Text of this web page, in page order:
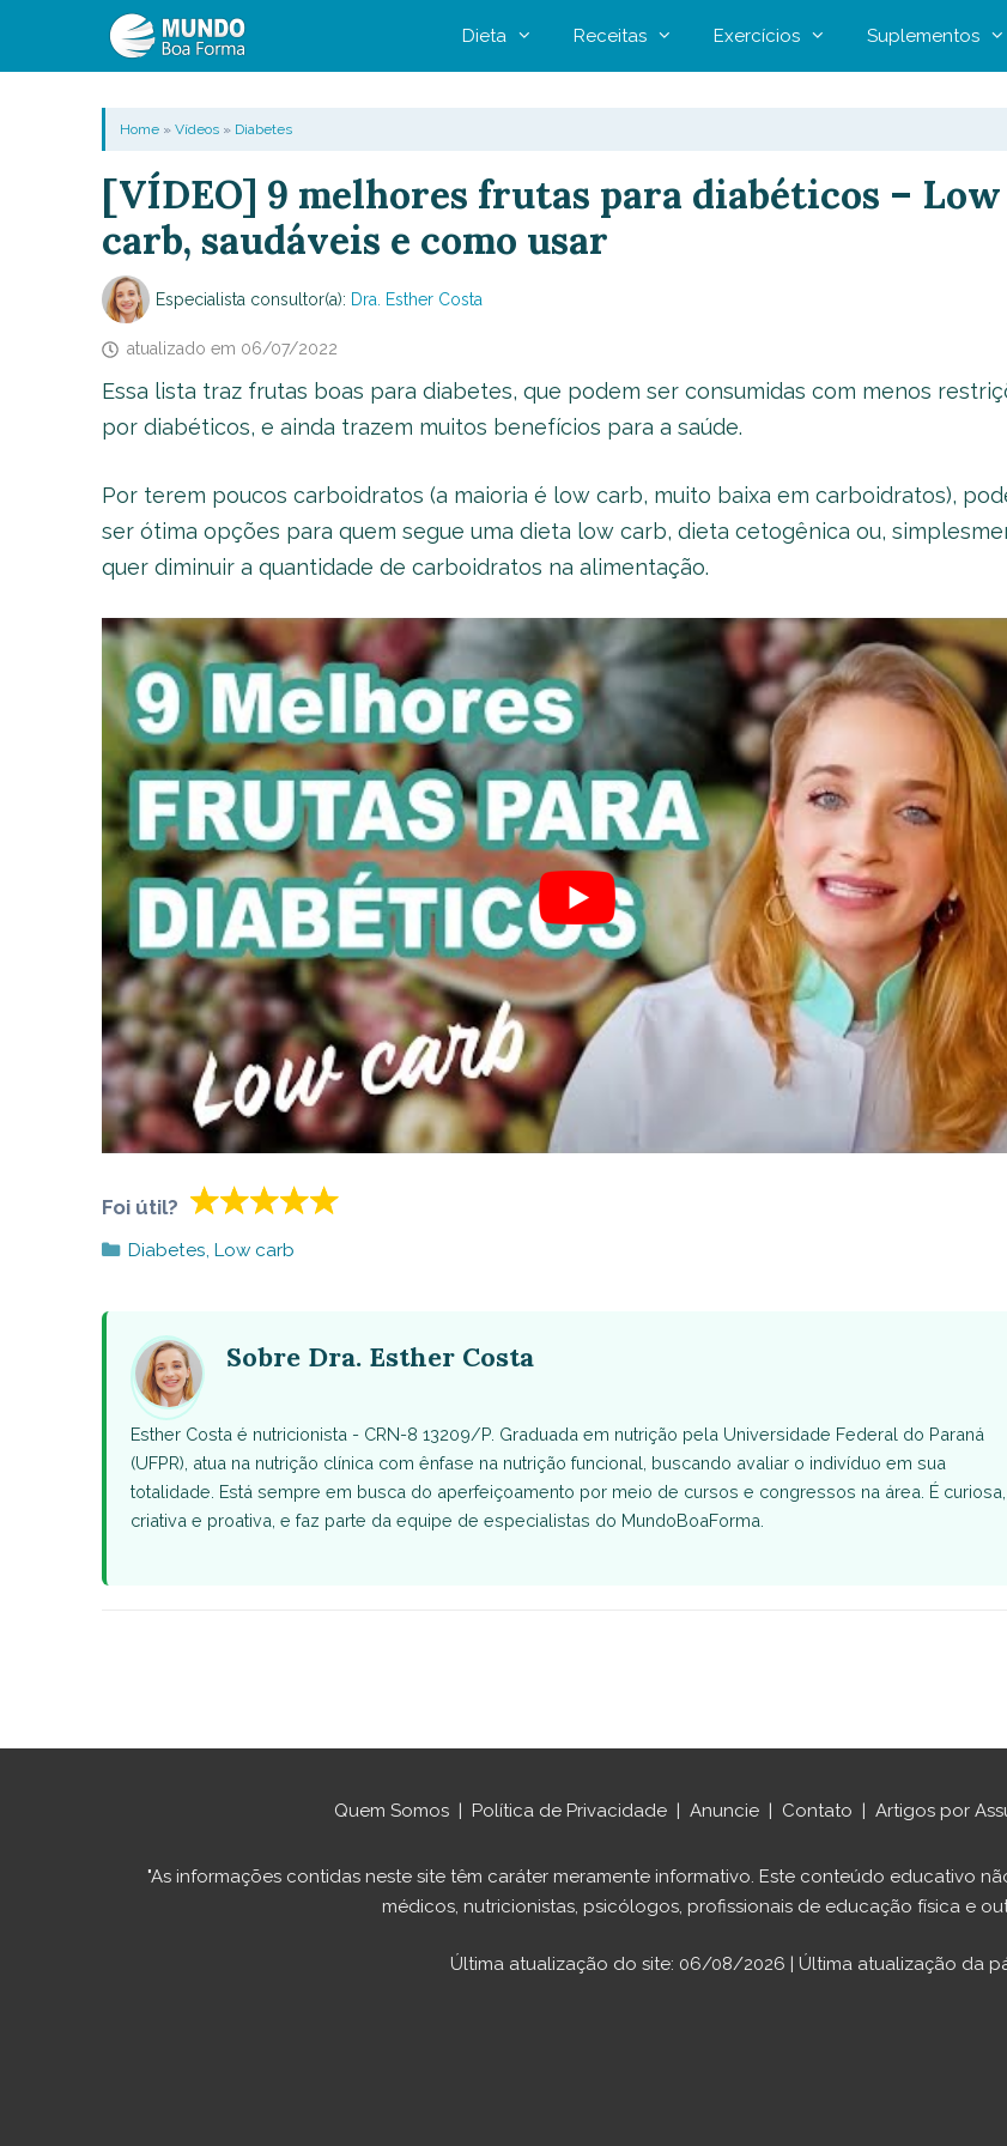
Dieta Receitas Exercícios Suplementos
Home» Vídeos» Diabetes
[VÍDEO] 9 melhores frutas para diabéticos – Low
carb, saudáveis e como usar
Especialista consultor(a): Dra. Esther Costa
atualizado em 06/07/2022
Essa lista traz frutas boas para diabetes, que podem ser consumidas com menos
por diabéticos, e ainda trazem muitos benefícios para a saúde.
Por terem poucos carboidratos (a maioria é low carb, muito baixa em carboidratos),
ser ótima opções para quem segue uma dieta low carb, dieta cetogênica ou,
quer diminuir a quantidade de carboidratos na alimentação.
Foi útil?
Categorias
Diabetes, Low carb
Sobre Dra. Esther Costa
Esther Costa é nutricionista - CRN-8 13209/P. Graduada em nutrição pela Universidade Federal do Paraná
(UFPR), atua na nutrição clínica com ênfase na nutrição funcional, buscando avaliar o indivíduo em sua
totalidade. Está sempre em busca do aperfeiçoamento por meio de cursos e congressos na área. É curiosa,
criativa e proativa, e faz parte da equipe de especialistas do MundoBoaForma.
Quem Somos| Política de Privacidade| Anuncie| Contato | Artigos por
"As informações contidas neste site têm caráter meramente informativo. Este conteúdo educativo
médicos, nutricionistas, psicólogos, profissionais de educação física e
Última atualização do site: 06/08/2026 | Última atualização da